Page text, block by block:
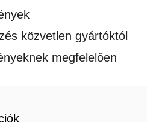
közvetlen gyártóktól
megfelelően